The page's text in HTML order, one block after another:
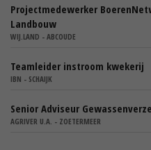
Projectmedewerker
Landbouw
WIJ.LAND - ABCOUDE
Teamleider instroom kwekerij
IBN - SCHAIJK
Senior Adviseur
AGRIVER U.A. - ZOETERMEER